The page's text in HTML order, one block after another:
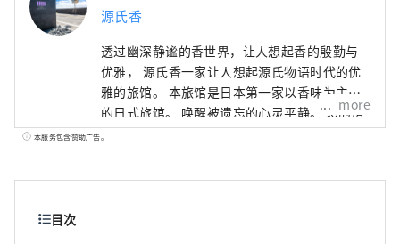
源氏香
透过幽深静谧的香世界，让人想起香的殷勤与
优雅， 源氏香一家让人想起源氏物语时代的优
雅的旅馆。 本旅馆是日本第一家以香味为主题
的日式旅馆。 唤醒被遗忘的心灵平静。 您的房
间和整个酒店到处都可以感受到熏香的舒适
more
本服务包含赞助广告。
目次